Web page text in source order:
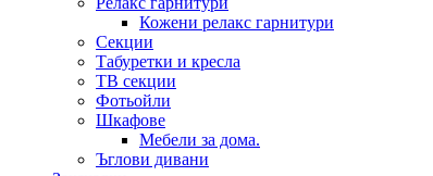
Кожени релакс гарнитури
Секции
Табуретки и кресла
ТВ секции
Фотьойли
Шкафове
Мебели за дома.
Ъглови дивани